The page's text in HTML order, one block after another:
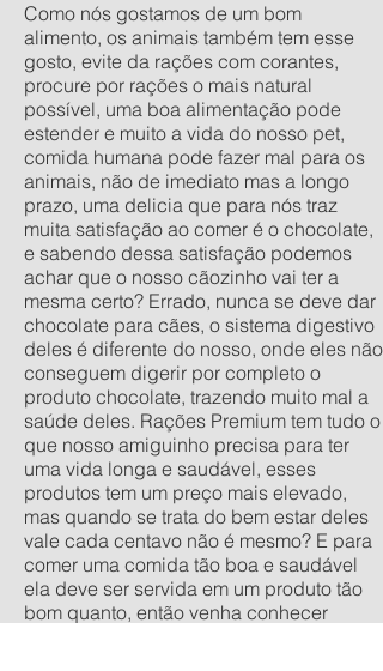
Como nós gostamos de um bom
alimento, os animais também tem esse
gosto, evite da rações com corantes,
procure por rações o mais natural
possível, uma boa alimentação pode
estender e muito a vida do nosso pet,
comida humana pode fazer mal para os
animais, não de imediato mas a longo
prazo, uma delicia que para nós traz
muita satisfação ao comer é o chocolate,
e sabendo dessa satisfação podemos
achar que o nosso cãozinho vai ter a
mesma certo? Errado, nunca se deve dar
chocolate para cães, o sistema digestivo
deles é diferente do nosso, onde eles não
conseguem digerir por completo o
produto chocolate, trazendo muito mal a
saúde deles. Rações Premium tem tudo o
que nosso amiguinho precisa para ter
uma vida longa e saudável, esses
produtos tem um preço mais elevado,
mas quando se trata do bem estar deles
vale cada centavo não é mesmo? E para
comer uma comida tão boa e saudável
ela deve ser servida em um produto tão
bom quanto, então venha conhecer